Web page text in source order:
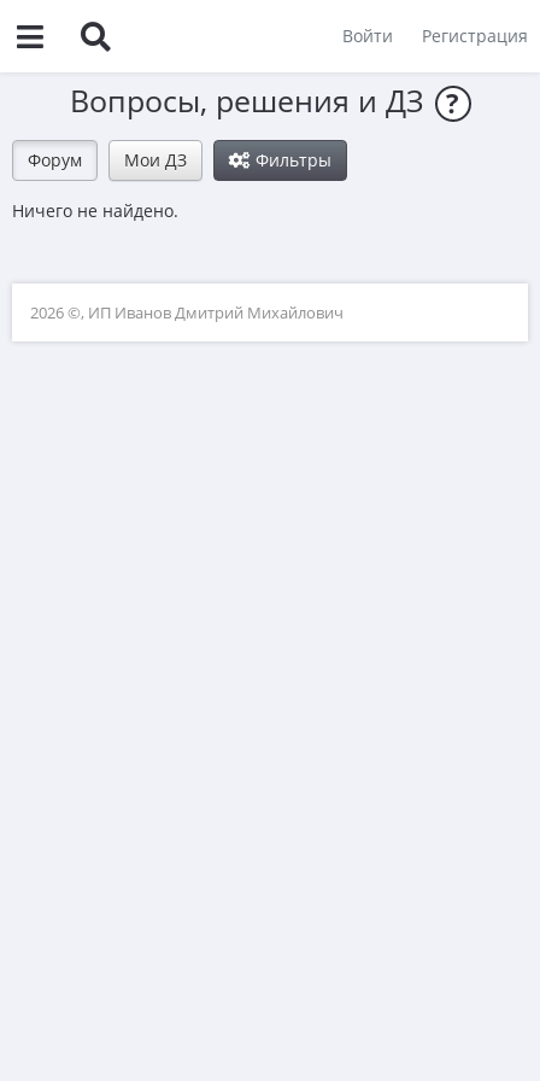
Войти Регистрация
Вопросы, решения и ДЗ ?
Форум Мои ДЗ Фильтры
Ничего не найдено.
2026 ©, ИП Иванов Дмитрий Михайлович